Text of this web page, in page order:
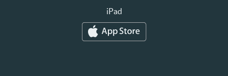
iPad